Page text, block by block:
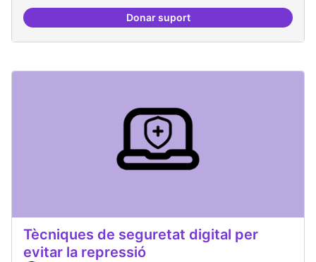
Donar suportBar obert i dinamitzat
Tècniques de seguretat digital per
evitar la repressió